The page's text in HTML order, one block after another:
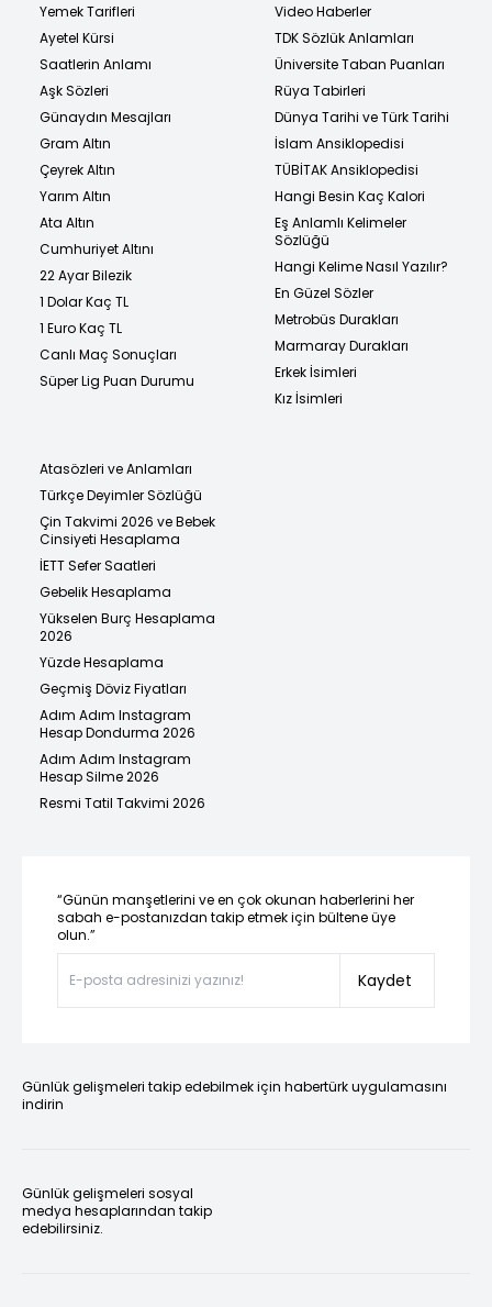
Yemek Tarifleri
Ayetel Kürsi
Saatlerin Anlamı
Aşk Sözleri
Günaydın Mesajları
Gram Altın
Çeyrek Altın
Yarım Altın
Ata Altın
Cumhuriyet Altını
22 Ayar Bilezik
1 Dolar Kaç TL
1 Euro Kaç TL
Canlı Maç Sonuçları
Süper Lig Puan Durumu
Video Haberler
TDK Sözlük Anlamları
Üniversite Taban Puanları
Rüya Tabirleri
Dünya Tarihi ve Türk Tarihi
İslam Ansiklopedisi
TÜBİTAK Ansiklopedisi
Hangi Besin Kaç Kalori
Eş Anlamlı Kelimeler
Sözlüğü
Hangi Kelime Nasıl Yazılır?
En Güzel Sözler
Metrobüs Durakları
Marmaray Durakları
Erkek İsimleri
Kız İsimleri
Atasözleri ve Anlamları
Türkçe Deyimler Sözlüğü
Çin Takvimi 2026 ve Bebek
Cinsiyeti Hesaplama
İETT Sefer Saatleri
Gebelik Hesaplama
Yükselen Burç Hesaplama
2026
Yüzde Hesaplama
Geçmiş Döviz Fiyatları
Adım Adım Instagram
Hesap Dondurma 2026
Adım Adım Instagram
Hesap Silme 2026
Resmi Tatil Takvimi 2026
“Günün manşetlerini ve en çok okunan haberlerini her
sabah e-postanızdan takip etmek için bültene üye
olun.”
Kaydet
Günlük gelişmeleri takip edebilmek için habertürk uygulamasını
indirin
Günlük gelişmeleri sosyal
medya hesaplarından takip
edebilirsiniz.